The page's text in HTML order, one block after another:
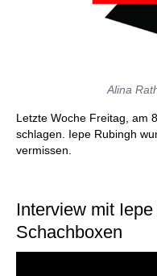
Alina
Letzte Woche Freitag, am
schlagen. Iepe Rubingh
vermissen.
Interview mit
Schachboxen